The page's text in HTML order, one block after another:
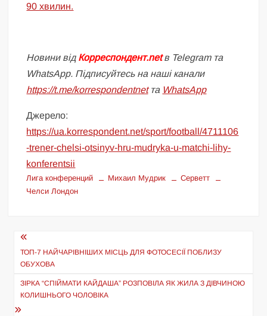
90 хвилин.
Новини відКорреспондент.netв Telegram та
WhatsApp. Підписуйтесь на наші канали
https://t.me/korrespondentnetта WhatsApp
Джерело:
https://ua.korrespondent.net/sport/football/4711106
-trener-chelsi-otsinyv-hru-mudryka-u-matchi-lihy-
konferentsii
Лига конференций Михаил Мудрик
Серветт
Челси Лондон
Навігація
записів
ТОП-7 НАЙЧАРІВНІШИХ МІСЦЬ ДЛЯ ФОТОСЕСІЇ ПОБЛИЗУ
ОБУХОВА
ЗІРКА “СПІЙМАТИ КАЙДАША” РОЗПОВІЛА ЯК ЖИЛА З ДІВЧИНОЮ
КОЛИШНЬОГО ЧОЛОВІКА